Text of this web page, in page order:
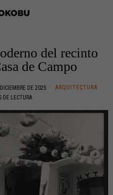
del recinto
de Campo
DE 2025
ARQUITECTURA
DE LECTURA